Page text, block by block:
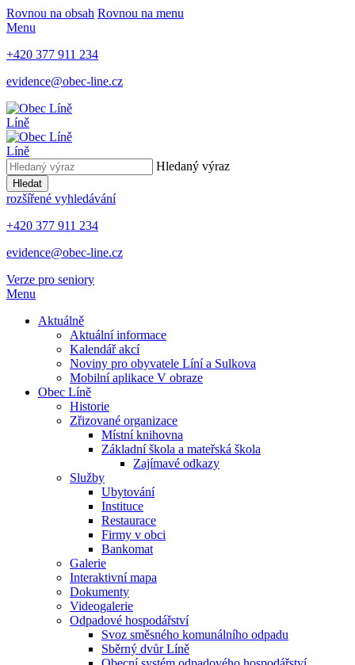
Rovnou na obsah Rovnou na menu
Menu
+420 377 911 234
evidence@obec-line.cz
Líně
Líně
Hledaný výraz
Hledat
rozšířené vyhledávání
+420 377 911 234
evidence@obec-line.cz
Verze pro seniory
Menu
Aktuálně
Aktuální informace
Kalendář akcí
Noviny pro obyvatele Líní a Sulkova
Mobilní aplikace V obraze
Obec Líně
Historie
Zřizované organizace
Místní knihovna
Základní škola a mateřská škola
Zajímavé odkazy
Služby
Ubytování
Instituce
Restaurace
Firmy v obci
Bankomat
Galerie
Interaktivní mapa
Dokumenty
Videogalerie
Odpadové hospodářství
Svoz směsného komunálního odpadu
Sběrný dvůr Líně